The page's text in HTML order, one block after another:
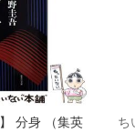
】 分身 （集英 ち